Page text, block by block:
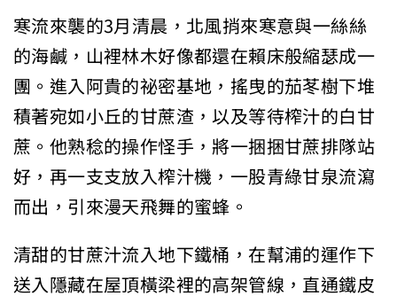
寒流來襲的3月清晨，北風捎來寒意與一絲絲
的海鹹，山裡林木好像都還在賴床般縮瑟成一
團。進入阿貴的祕密基地，搖曳的茄苳樹下堆
積著宛如小丘的甘蔗渣，以及等待榨汁的白甘
蔗。他熟稔的操作怪手，將一捆捆甘蔗排隊站
好，再一支支放入榨汁機，一股青綠甘泉流瀉
而出，引來漫天飛舞的蜜蜂。
清甜的甘蔗汁流入地下鐵桶，在幫浦的運作下
送入隱藏在屋頂橫梁裡的高架管線，直通鐵皮